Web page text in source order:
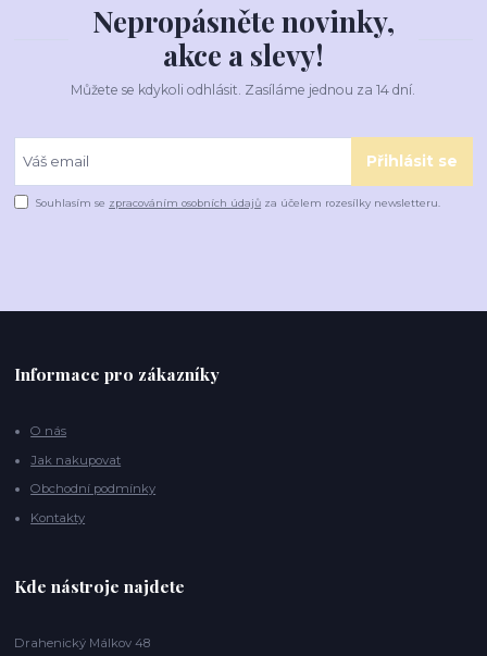
Nepropásněte novinky,
akce a slevy!
Můžete se kdykoli odhlásit. Zasíláme jednou za 14 dní.
Přihlásit se
Souhlasím se zpracováním osobních údajů za účelem rozesílky newsletteru.
Informace pro zákazníky
O nás
Jak nakupovat
Obchodní podmínky
Kontakty
Kde nástroje najdete
Drahenický Málkov 48